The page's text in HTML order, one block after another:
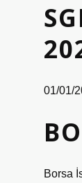
01/01/
Borsa